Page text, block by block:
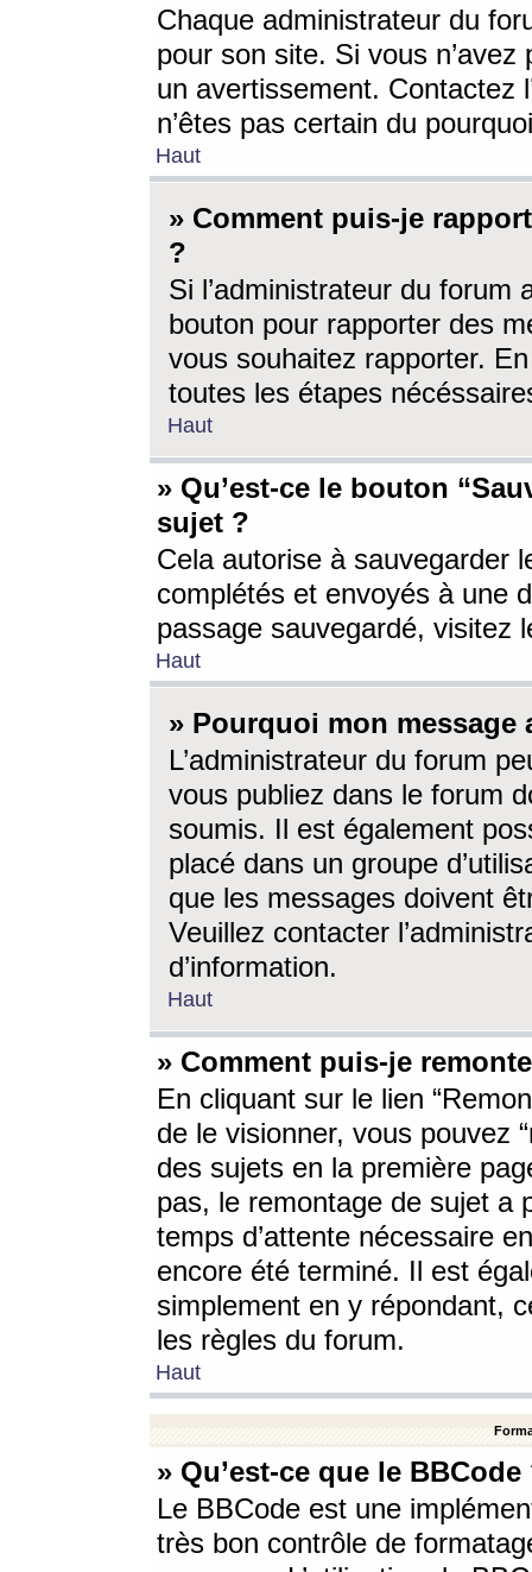
Chaque administrateur du
pour son site. Si vous
un avertissement. Contactez
n’êtes pas certain du
Haut
» Comment puis-je
?
Si l’administrateur du forum
bouton pour rapporter des
vous souhaitez rapporter.
toutes les étapes
Haut
» Qu’est-ce le bouton
sujet ?
Cela autorise à sauvegarder
complétés et envoyés à une
passage sauvegardé, visitez
Haut
» Pourquoi mon message
L’administrateur du forum
vous publiez dans le forum
soumis. Il est également
placé dans un groupe
que les messages doivent
Veuillez contacter
d’information.
Haut
» Comment puis-je
En cliquant sur le lien
de le visionner, vous pouvez
des sujets en la première
pas, le remontage de sujet a
temps d’attente nécessaire
encore été terminé. Il est
simplement en y répondant,
les règles du forum.
Haut
» Qu’est-ce que le BBCode
Le BBCode est une
très bon contrôle de